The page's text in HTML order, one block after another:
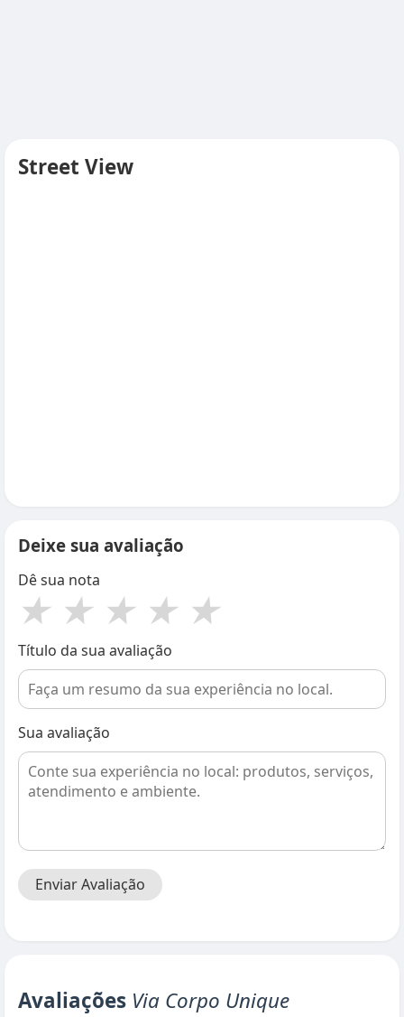
Street View
Deixe sua avaliação
Dê sua nota
★ ★ ★ ★ ★
Título da sua avaliação
Sua avaliação
Enviar Avaliação
Avaliações Via Corpo Unique